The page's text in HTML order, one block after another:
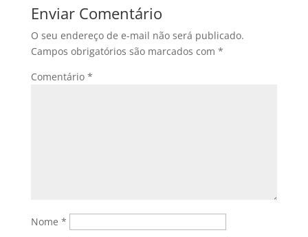
Enviar Comentário
O seu endereço de e-mail não será publicado.
Campos obrigatórios são marcados com *
Comentário *
Nome *